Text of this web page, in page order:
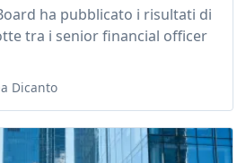
ha pubblicato i risultati di
tra i senior financial officer
Dicanto